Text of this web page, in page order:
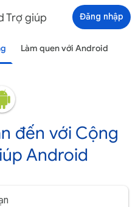
Trợ giúp Đăng nhập
Làm quen với Android
đến với Cộng
Android